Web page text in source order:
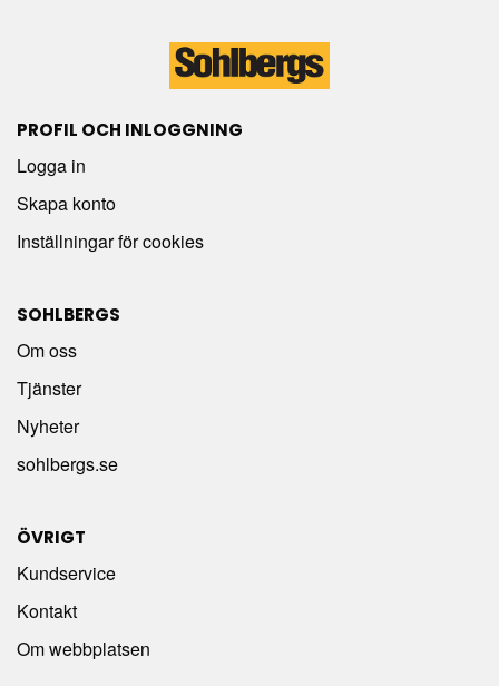
PROFIL OCH INLOGGNING
Logga in
Skapa konto
Inställningar för cookies
SOHLBERGS
Om oss
Tjänster
Nyheter
sohlbergs.se
ÖVRIGT
Kundservice
Kontakt
Om webbplatsen